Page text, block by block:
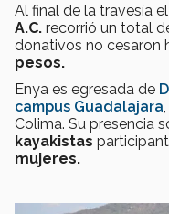
Al final de la travesía el
A.C. recorrió un total
donativos no cesaron
pesos.
Enya es egresada de
campus Guadalajara
Colima. Su presencia
kayakistas
mujeres.